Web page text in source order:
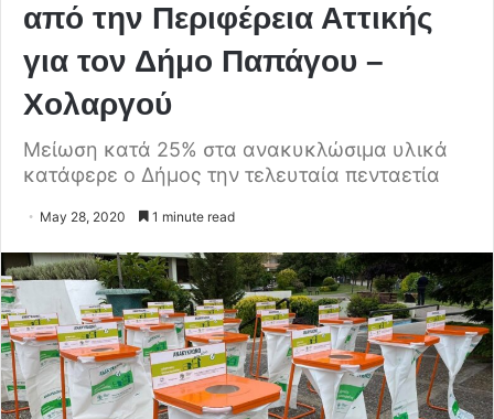
από την Περιφέρεια Αττικής
για τον Δήμο Παπάγου –
Χολαργού
Μείωση κατά 25% στα ανακυκλώσιμα υλικά
κατάφερε ο Δήμος την τελευταία πενταετία
May 28, 2020 1 minute read